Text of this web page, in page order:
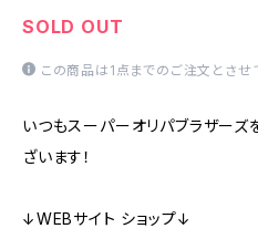
SOLD OUT
この商品は1点までのご注文とさせ
いつもスーパーオリパブラザー
ざいます！
↓WEBサイト ショップ↓